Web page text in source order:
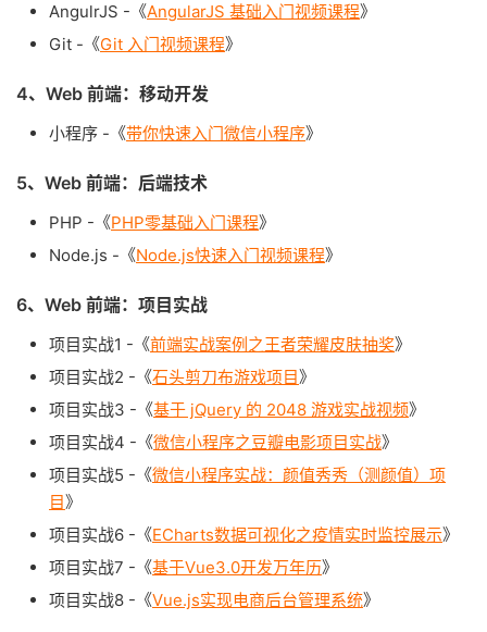
AngulrJS -《AngularJS 基础入门视频课程》
Git -《Git 入门视频课程》
4、Web 前端：移动开发
小程序 -《带你快速入门微信小程序》
5、Web 前端：后端技术
PHP -《PHP零基础入门课程》
Node.js -《Node.js快速入门视频课程》
6、Web 前端：项目实战
项目实战1 -《前端实战案例之王者荣耀皮肤抽奖》
项目实战2 -《石头剪刀布游戏项目》
项目实战3 -《基于 jQuery 的 2048 游戏实战视频》
项目实战4 -《微信小程序之豆瓣电影项目实战》
项目实战5 -《微信小程序实战：颜值秀秀（测颜值）项
目》
项目实战6 -《ECharts数据可视化之疫情实时监控展示》
项目实战7 -《基于Vue3.0开发万年历》
项目实战8 -《Vue.js实现电商后台管理系统》